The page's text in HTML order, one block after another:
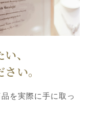
、
い。
を実際に手に取っ